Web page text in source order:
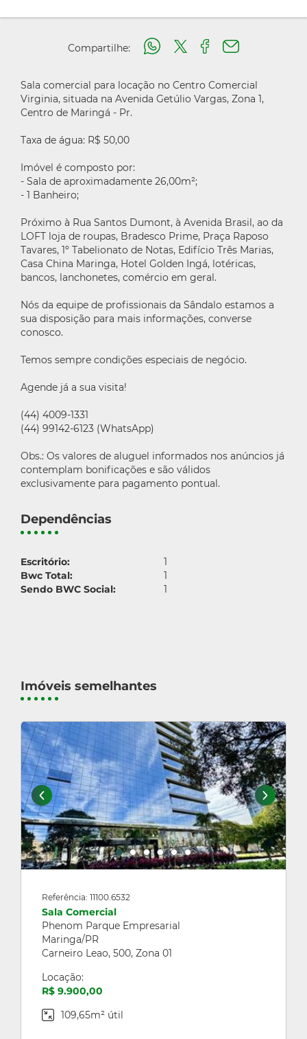
Compartilhe:
Sala comercial para locação no Centro Comercial
Virginia, situada na Avenida Getúlio Vargas, Zona 1,
Centro de Maringá - Pr.
Taxa de água: R$ 50,00
Imóvel é composto por:
- Sala de aproximadamente 26,00m²;
- 1 Banheiro;
Próximo à Rua Santos Dumont, à Avenida Brasil, ao da
LOFT loja de roupas, Bradesco Prime, Praça Raposo
Tavares, 1º Tabelionato de Notas, Edifício Três Marias,
Casa China Maringa, Hotel Golden Ingá, lotéricas,
bancos, lanchonetes, comércio em geral.
Nós da equipe de profissionais da Sândalo estamos a
sua disposição para mais informações, converse
conosco.
Temos sempre condições especiais de negócio.
Agende já a sua visita!
(44) 4009-1331
(44) 99142-6123 (WhatsApp)
Obs.: Os valores de aluguel informados nos anúncios já
contemplam bonificações e são válidos
exclusivamente para pagamento pontual.
Dependências
Escritório:
1
Bwc Total:
1
Sendo BWC Social:
1
Imóveis semelhantes
Referência: 11100.6532
Sala Comercial
Phenom Parque Empresarial
Maringa/PR
Carneiro Leao, 500, Zona 01
Locação:
R$ 9.900,00
109,65m² útil